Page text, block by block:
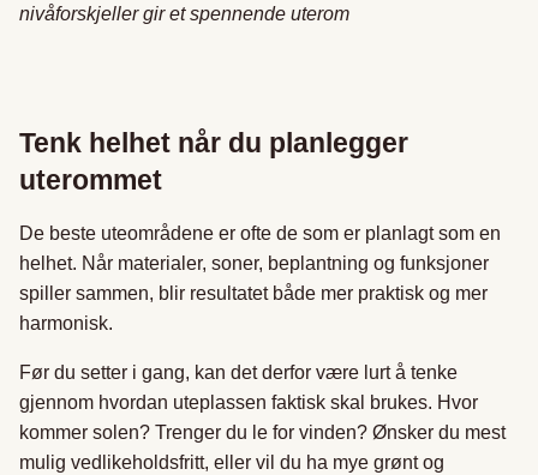
nivåforskjeller gir et spennende uterom
Tenk helhet når du planlegger
uterommet
De beste uteområdene er ofte de som er planlagt som en
helhet. Når materialer, soner, beplantning og funksjoner
spiller sammen, blir resultatet både mer praktisk og mer
harmonisk.
Før du setter i gang, kan det derfor være lurt å tenke
gjennom hvordan uteplassen faktisk skal brukes. Hvor
kommer solen? Trenger du le for vinden? Ønsker du mest
mulig vedlikeholdsfritt, eller vil du ha mye grønt og